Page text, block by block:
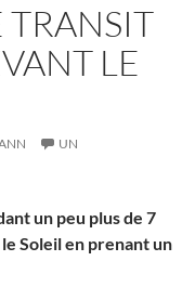
TRANSIT
LE
UN
un peu plus de 7
Soleil en prenant un